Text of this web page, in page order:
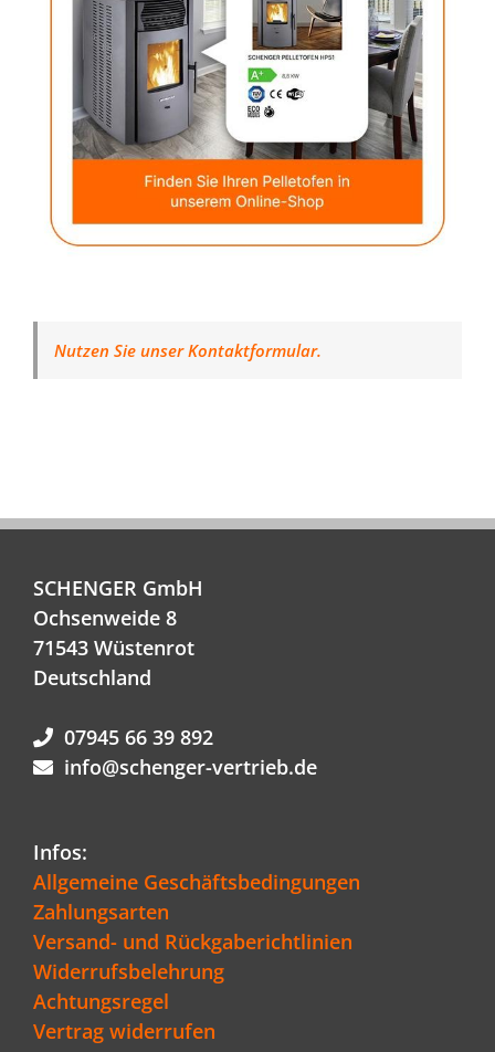
Nutzen Sie unser Kontaktformular.
SCHENGER GmbH
Ochsenweide 8
71543 Wüstenrot
Deutschland
07945 66 39 892
info@schenger-vertrieb.de
Infos:
Allgemeine Geschäftsbedingungen
Zahlungsarten
Versand- und Rückgaberichtlinien
Widerrufsbelehrung
Achtungsregel
Vertrag widerrufen